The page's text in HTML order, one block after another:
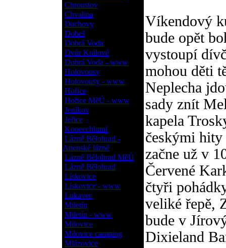
Chroustov
Chvalina
Dachovy
Dobeš
Dobrá Voda
Dvůr Králové
Dobrá Voda - www
Holovousy
Holovousy - www
Hořice
Hořice MěÚ - www
Jeníkov
Jeřice
Konecchlumí
Lázně Bělohrad -
Anenské lázně
Lázně Bělohrad MěÚ
Lázně Bělohrad
Lískovice
Lískovice - www
Lukavec
Miletín
Miletín - www
Milovice
Milovice camping
Mlázovice
Víkendový
bude opět
vystoupí
mohou děti
Neplecha
sady znít
kapela
českými
začne už v
Červené
čtyři
veliké řepě,
bude v
Dixieland